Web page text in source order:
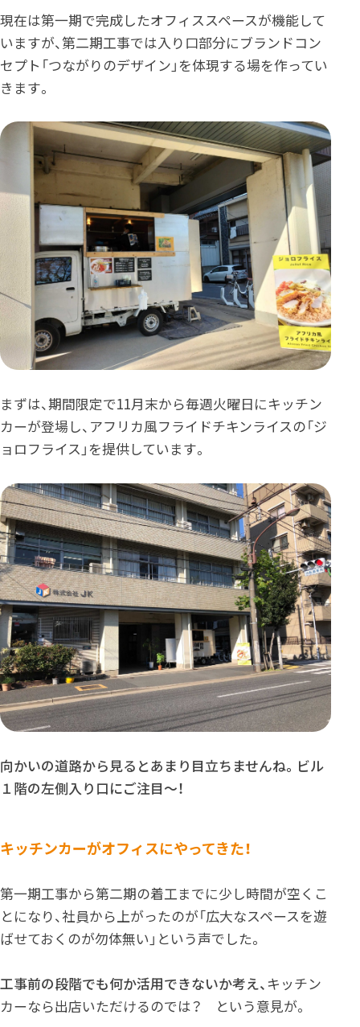
現在は第一期で完成したオフィススペースが機能して
いますが、第二期工事では入り口部分にブランドコン
セプト「つながりのデザイン」を体現する場を作ってい
きます。
まずは、期間限定で11月末から毎週火曜日にキッチン
カーが登場し、アフリカ風フライドチキンライスの「ジ
ョロフライス」を提供しています。
向かいの道路から見るとあまり目立ちませんね。ビル
１階の左側入り口にご注目〜！
キッチンカーがオフィスにやってきた！
第一期工事から第二期の着工までに少し時間が空くこ
とになり、社員から上がったのが「広大なスペースを遊
ばせておくのが勿体無い」という声でした。
工事前の段階でも何か活用できないか考え、 キッチン
カーなら出店いただけるのでは？ という意見が。